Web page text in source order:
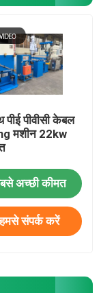
पीवीसी केबल
मशीन 22kw
अच्छी कीमत
हमसे संपर्क करें